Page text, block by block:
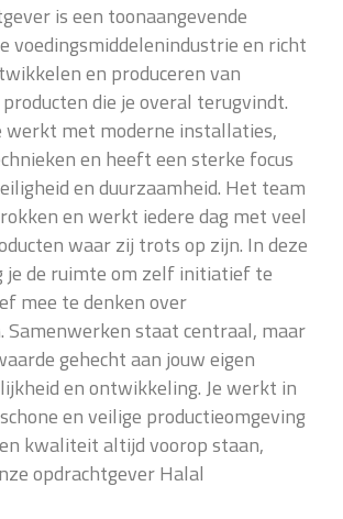
is een toonaangevende
voedingsmiddelenindustrie en richt
en produceren van
die je overal terugvindt.
werkt met moderne installaties,
en heeft een sterke focus
en duurzaamheid. Het team
en werkt iedere dag met veel
waar zij trots op zijn. In deze
je de ruimte om zelf initiatief te
mee te denken over
Samenwerken staat centraal, maar
gehecht aan jouw eigen
en ontwikkeling. Je werkt in
en veilige productieomgeving
kwaliteit altijd voorop staan,
opdrachtgever Halal